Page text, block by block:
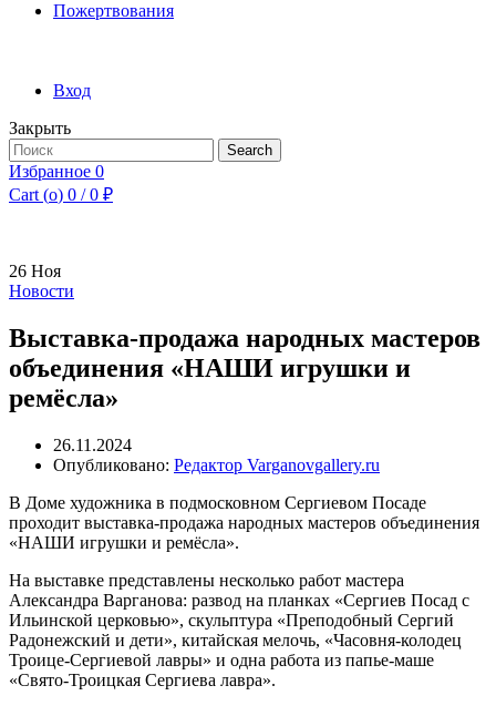
Пожертвования
Вход
Закрыть
Search
for:
Search
Избранное 0
Cart (o) 0 / 0 ₽
26 Ноя
Новости
Выставка-продажа народных мастеров
объединения «НАШИ игрушки и
ремёсла»
26.11.2024
Опубликовано: Редактор Varganovgallery.ru
В Доме художника в подмосковном Сергиевом Посаде
проходит выставка-продажа народных мастеров объединения
«НАШИ игрушки и ремёсла».
На выставке представлены несколько работ мастера
Александра Варганова: развод на планках «Сергиев Посад с
Ильинской церковью», скульптура «Преподобный Сергий
Радонежский и дети», китайская мелочь, «Часовня-колодец
Троице-Сергиевой лавры» и одна работа из папье-маше
«Свято-Троицкая Сергиева лавра».